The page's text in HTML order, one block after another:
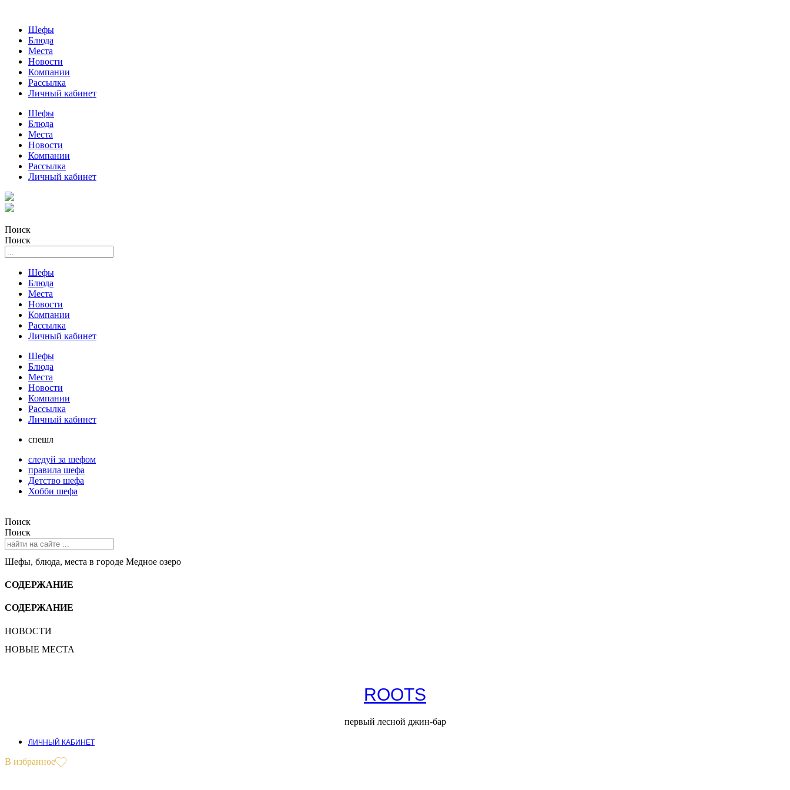
Шефы
Блюда
Места
Новости
Компании
Рассылка
Личный кабинет
Шефы
Блюда
Места
Новости
Компании
Рассылка
Личный кабинет
Поиск
Поиск
Шефы
Блюда
Места
Новости
Компании
Рассылка
Личный кабинет
Шефы
Блюда
Места
Новости
Компании
Рассылка
Личный кабинет
спешл
следуй за шефом
правила шефа
Детство шефа
Хобби шефа
Поиск
Поиск
Шефы, блюда, места в городе Медное озеро
СОДЕРЖАНИЕ
СОДЕРЖАНИЕ
НОВОСТИ
НОВЫЕ МЕСТА
ROOTS
первый лесной джин-бар
ЛИЧНЫЙ КАБИНЕТ
В избранное